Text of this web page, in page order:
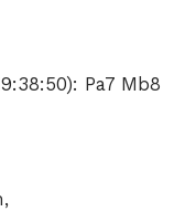
Pa7 Mb8